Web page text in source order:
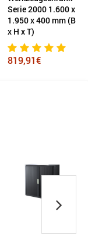
1.133 x 442 mm (B
x H x T)
verkehrsweiß
673,10€